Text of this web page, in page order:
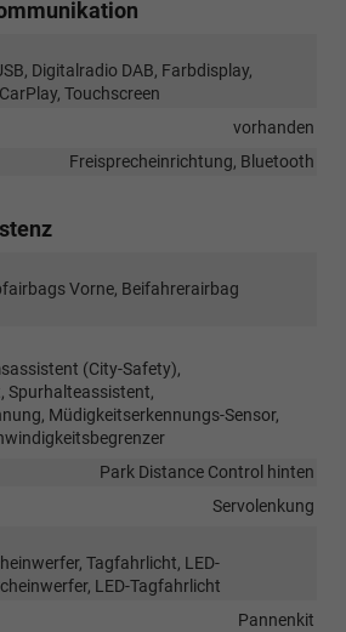
Digitalradio DAB, Farbdisplay,
Touchscreen
vorhanden
Freisprecheinrichtung, Bluetooth
Vorne, Beifahrerairbag
(City-Safety),
Spurhalteassistent,
Müdigkeitserkennungs-Sensor,
Park Distance Control hinten
Servolenkung
Tagfahrlicht, LED-
LED-Tagfahrlicht
Pannenkit